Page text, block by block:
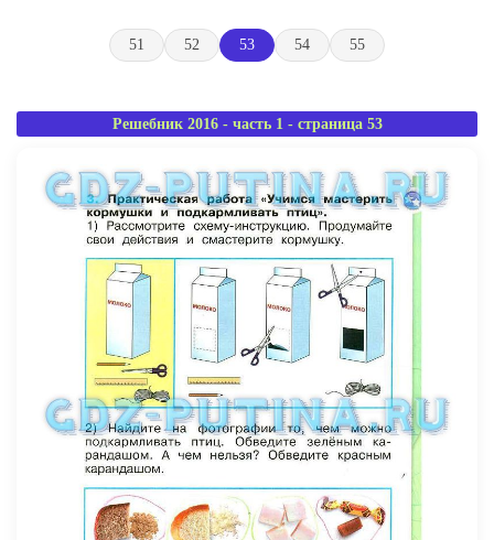
51 52 53 54 55
Решебник 2016 - часть 1 - страница 53